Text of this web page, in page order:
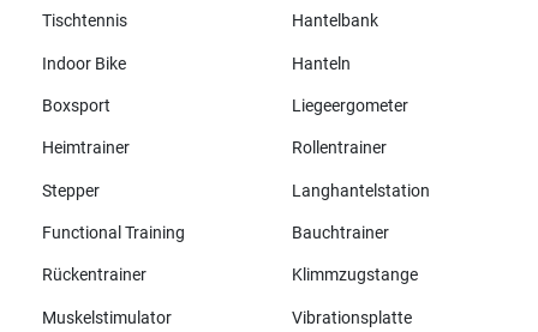
Tischtennis Hantelbank
Indoor Bike Hanteln
Boxsport Liegeergometer
Heimtrainer Rollentrainer
Stepper Langhantelstation
Functional Training Bauchtrainer
Rückentrainer Klimmzugstange
Muskelstimulator Vibrationsplatte